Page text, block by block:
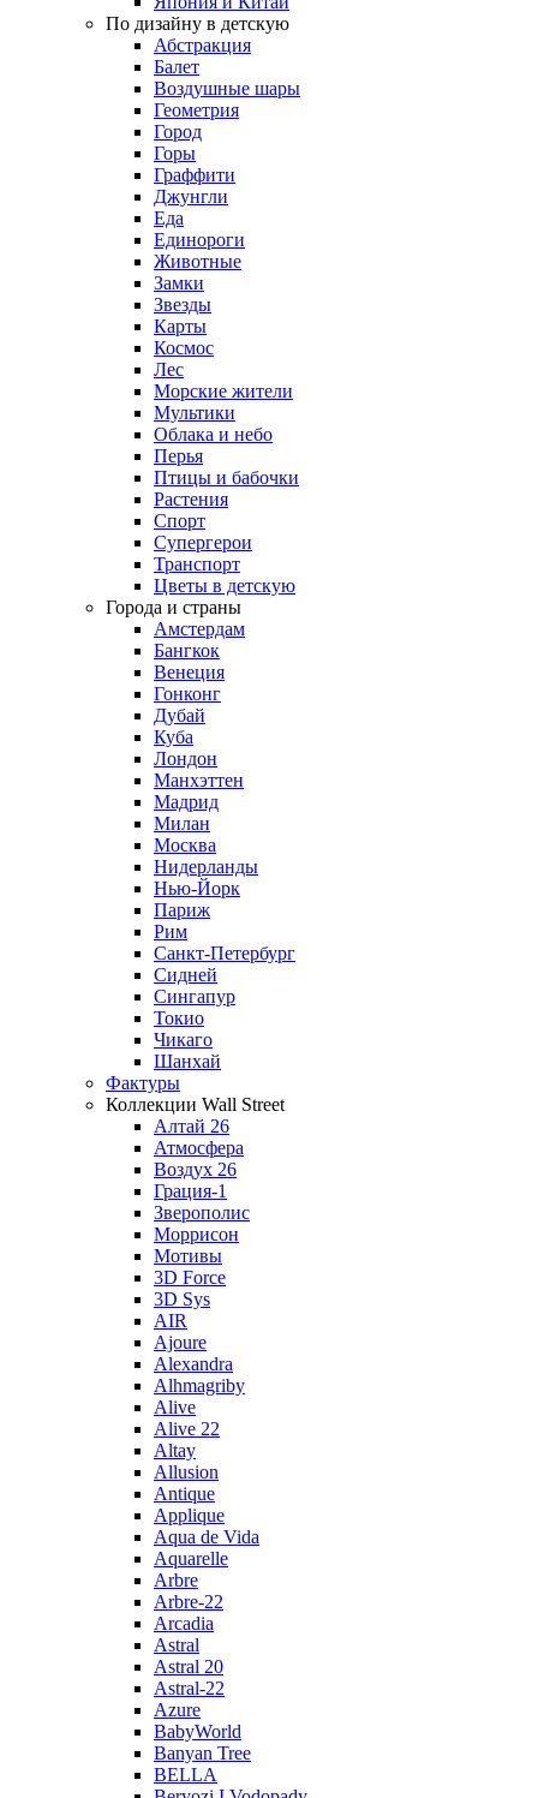
По дизайну в детскую
Абстракция
Балет
Воздушные шары
Геометрия
Город
Горы
Граффити
Джунгли
Еда
Единороги
Животные
Замки
Звезды
Карты
Космос
Лес
Морские жители
Мультики
Облака и небо
Перья
Птицы и бабочки
Растения
Спорт
Супергерои
Транспорт
Цветы в детскую
Города и страны
Амстердам
Бангкок
Венеция
Гонконг
Дубай
Куба
Лондон
Манхэттен
Мадрид
Милан
Москва
Нидерланды
Нью-Йорк
Париж
Рим
Санкт-Петербург
Сидней
Сингапур
Токио
Чикаго
Шанхай
Фактуры
Коллекции Wall Street
Алтай 26
Атмосфера
Воздух 26
Грация-1
Зверополис
Моррисон
Мотивы
3D Force
3D Sys
AIR
Ajoure
Alexandra
Alhmagriby
Alive
Alive 22
Altay
Allusion
Antique
Applique
Aqua de Vida
Aquarelle
Arbre
Arbre-22
Arcadia
Astral
Astral 20
Astral-22
Azure
BabyWorld
Banyan Tree
BELLA